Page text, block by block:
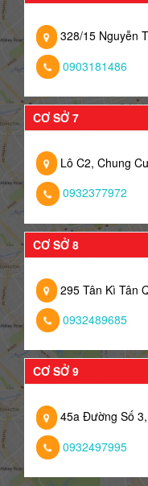
328/15 Nguyễn
0903181486
CƠ SỞ 7
Lô C2, Chung
0932377972
CƠ SỞ 8
295 Tân Kì Tân
0932489685
CƠ SỞ 9
45a Đường Số
0932497995